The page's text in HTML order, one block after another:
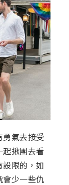
勇氣去接受
揪團去看
設限的，如
少一些仇